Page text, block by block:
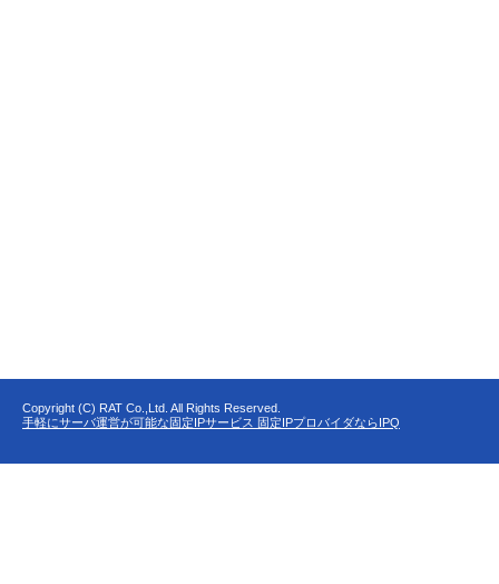
Copyright (C) RAT Co.,Ltd. All Rights Reserved.
手軽にサーバ運営が可能な固定IPサービス 固定IPプロバイダならIPQ